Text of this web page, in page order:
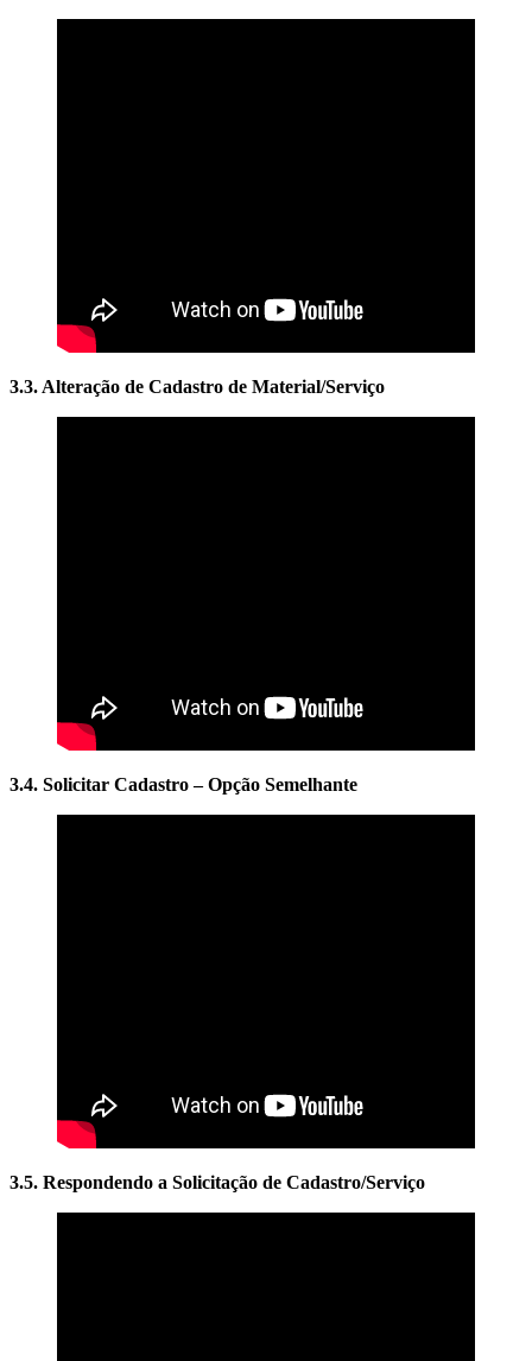
3.3. Alteração de Cadastro de Material/Serviço
3.4. Solicitar Cadastro – Opção Semelhante
3.5. Respondendo a Solicitação de Cadastro/Serviço